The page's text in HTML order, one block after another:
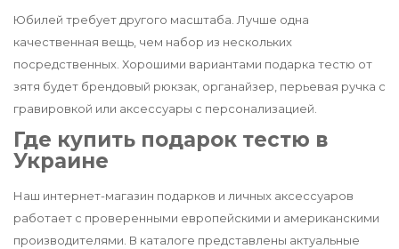
Юбилей требует другого масштаба. Лучше одна
качественная вещь, чем набор из нескольких
посредственных. Хорошими вариантами подарка тестю от
зятя будет брендовый рюкзак, органайзер, перьевая ручка с
гравировкой или аксессуары с персонализацией.
Где купить подарок тестю в
Украине
Наш интернет-магазин подарков и личных аксессуаров
работает с проверенными европейскими и американскими
производителями. В каталоге представлены актуальные